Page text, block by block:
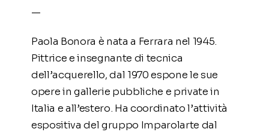
—
Paola Bonora è nata a Ferrara nel 1945.
Pittrice e insegnante di tecnica
dell’acquerello, dal 1970 espone le sue
opere in gallerie pubbliche e private in
Italia e all’estero. Ha coordinato l’attività
espositiva del gruppo Imparolarte dal